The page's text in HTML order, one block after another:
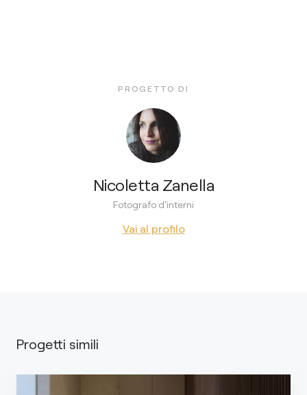
PROGETTO DI
Nicoletta Zanella
Fotografo d'interni
Vai al profilo
Progetti simili